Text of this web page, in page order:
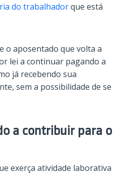
do trabalhadorque está
o aposentado que volta a
lei a continuar pagando a
já recebendo sua
sem a possibilidade de se
a contribuir para o
exerça atividade laborativa